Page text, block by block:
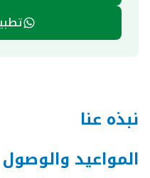
نبذه عنا
المواعيد والوصول